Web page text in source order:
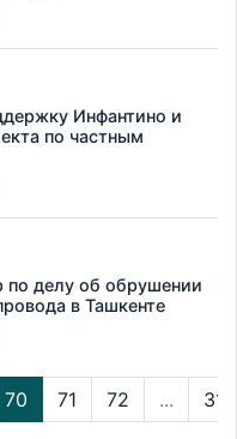
Инфантино и
по частным
по делу об обрушении
в Ташкенте
70 71 72 ... 318